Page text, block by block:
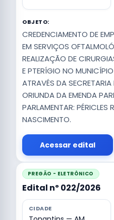
OBJETO:
CREDENCIAMENTO DE
EM SERVIÇOS
REALIZAÇÃO DE
E PTERÍGIO NO
ATRAVÉS DA
ORIUNDA DA EMENDA
PARLAMENTAR: PÉRICLES
NASCIMENTO.
Acessar edital
PREGÃO - ELETRÔNICO
Edital nº 022/2026
CIDADE